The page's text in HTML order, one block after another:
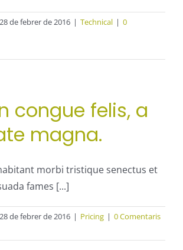
28 de febrer de 2016 | Technical | 0
congue felis, a
magna.
morbi tristique senectus et
fames [...]
28 de febrer de 2016 | Pricing | 0 Comentaris